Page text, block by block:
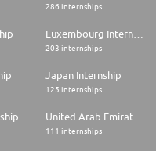
286 internships
Luxembourg Internship
203 internships
Japan Internship
125 internships
United Arab Emirates Internship
111 internships